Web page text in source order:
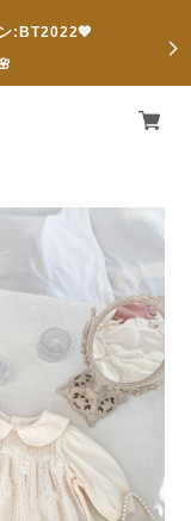
:BT2022💖